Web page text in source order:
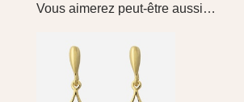
Vous aimerez peut-être aussi…